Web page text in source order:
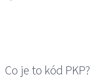
Co je to kód PKP?